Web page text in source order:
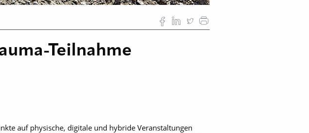
Teilnahme
auf physische, digitale und hybride Veranstaltungen